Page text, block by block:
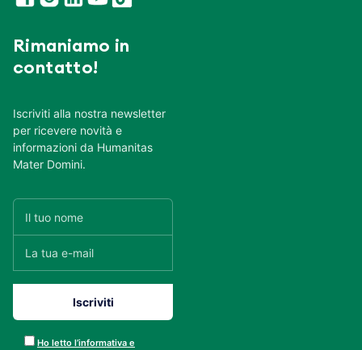
Rimaniamo in
contatto!
Iscriviti alla nostra newsletter
per ricevere novità e
informazioni da Humanitas
Mater Domini.
Ho letto l’informativa e